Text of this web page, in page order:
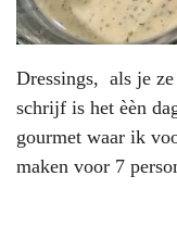
Dressings, als je
schrijf is het èèn
gourmet waar ik
maken voor 7